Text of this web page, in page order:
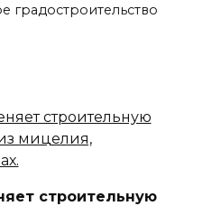
градостроительство
строительную